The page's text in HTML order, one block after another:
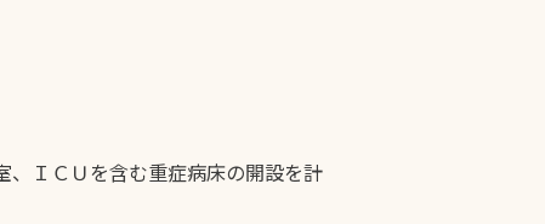
、ＩＣＵを含む重症病床の開設を計